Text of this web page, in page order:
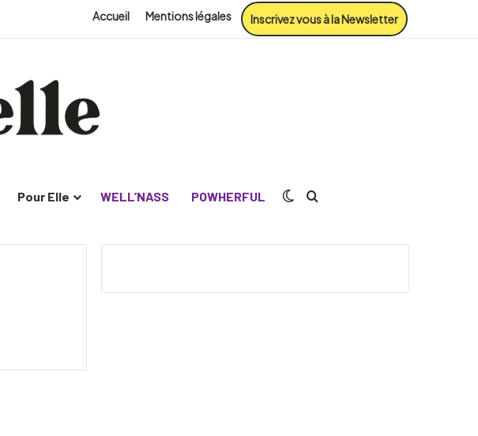
Accueil Mentions légales Inscrivez vous à la Newsletter
Pour Elle WELL’NASS POWHERFUL Switch skin